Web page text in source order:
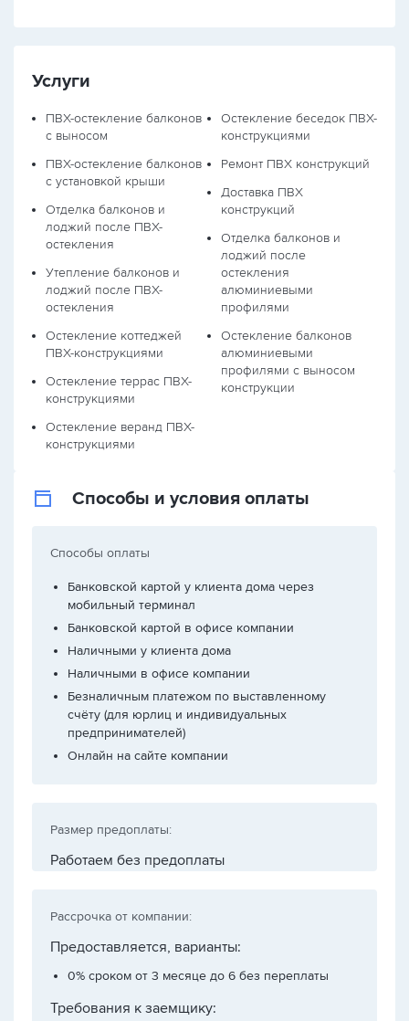
Услуги
ПВХ-остекление балконов
с выносом
ПВХ-остекление балконов
с установкой крыши
Отделка балконов и
лоджий после ПВХ-
остекления
Утепление балконов и
лоджий после ПВХ-
остекления
Остекление коттеджей
ПВХ-конструкциями
Остекление террас ПВХ-
конструкциями
Остекление веранд ПВХ-
конструкциями
Остекление беседок ПВХ-
конструкциями
Ремонт ПВХ конструкций
Доставка ПВХ
конструкций
Отделка балконов и
лоджий после
остекления
алюминиевыми
профилями
Остекление балконов
алюминиевыми
профилями с выносом
конструкции
Способы и условия оплаты
Способы оплаты
Банковской картой у клиента дома через
мобильный терминал
Банковской картой в офисе компании
Наличными у клиента дома
Наличными в офисе компании
Безналичным платежом по выставленному
счёту (для юрлиц и индивидуальных
предпринимателей)
Онлайн на сайте компании
Размер предоплаты:
Работаем без предоплаты
Рассрочка от компании:
Предоставляется, варианты:
0% сроком от 3 месяце до 6 без переплаты
Требования к заемщику: